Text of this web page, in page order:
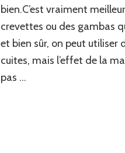
bien.C’est vraiment
crevettes ou des gambas
et bien sûr, on peut utiliser
cuites, mais l’effet de la
pas …